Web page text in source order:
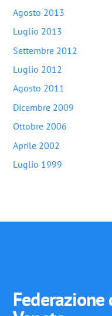
Agosto 2013
Luglio 2013
Settembre 2012
Luglio 2012
Agosto 2011
Dicembre 2009
Ottobre 2006
Aprile 2002
Luglio 1999